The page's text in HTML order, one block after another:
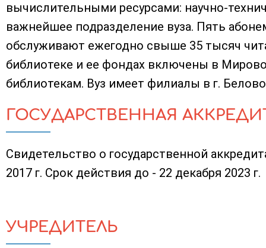
вычислительными ресурсами: научно-
важнейшее подразделение вуза. Пять
обслуживают ежегодно свыше 35 тысяч
библиотеке и ее фондах включены в
библиотекам. Вуз имеет филиалы в г.
ГОСУДАРСТВЕННАЯ
Свидетельство о государственной
2017 г. Срок действия до - 22 декабря 2023 г.
УЧРЕДИТЕЛЬ